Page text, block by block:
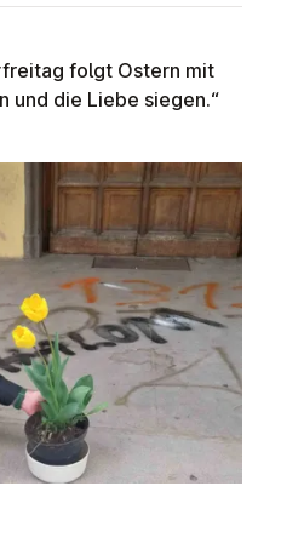
folgt Ostern mit
und die Liebe siegen.“